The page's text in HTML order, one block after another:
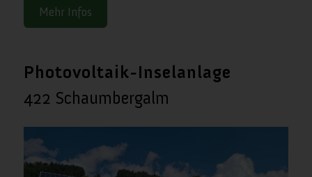
Mehr Infos
Photovoltaik-Inselanlage
422 Schaumbergalm